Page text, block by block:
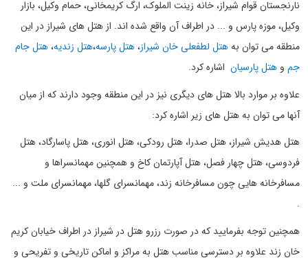
نارنجستان قوام شیراز، خانه زینت الملوک، ارگ کریمخانی، حمام وکیل، بازار
وکیل، موزه پارس و ... در اطراف آن واقع شده اند. از هتل های شیراز در این
منطقه می توان بههتل لطفعلی خان شیراز،هتل پارسه،هتل زندیه،هتل جام
جم و هتل پارسیان اشاره کرد.
علاوه بر موارد بالا هتل های دیگری نیز در این منطقه وجود دارند که از میان
آنها می توان به هتل های زیر اشاره کرد:
هتل هدیش شیراز، هتل صدرا، هتل رودکی، هتل انوری، هتل پاسارگاد، هتل
فردوسی، هتل چهار فصل، هتل آپارتمان کاخ و همچنین مهمانسراها و
مسافرخانه هایی چون مسافرخانه زند، مهمانسرای گلها، مهمانسرای ملت و ...
.
همچنین توجه بفرمایید که در صورت رزرو هتل در شیراز در اطراف خیابان کریم
خان زند علاوه بر دسترسی مناسب هتل به مراکز و اماکن تاریخی و تفریحی و